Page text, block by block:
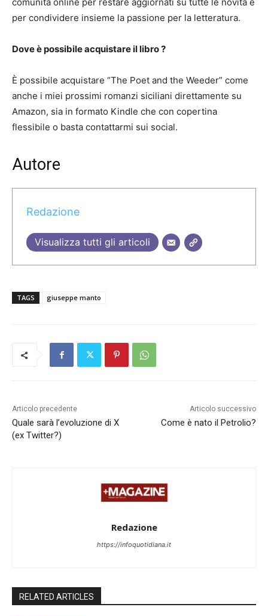
per condividere insieme la passione per la letteratura.
Dove è possibile acquistare il libro ?
È possibile acquistare “The Poet and the Weeder” come
anche i miei prossimi romanzi siciliani direttamente su
Amazon, sia in formato Kindle che con copertina
flessibile o basta contattarmi sui social.
Autore
Redazione
Visualizza tutti gli articoli
TAGS giuseppe manto
Articolo precedente
Quale sarà l’evoluzione di X
(ex Twitter?)
Articolo successivo
Come è nato il Petrolio?
Redazione
https://infoquotidiana.it
RELATED ARTICLES